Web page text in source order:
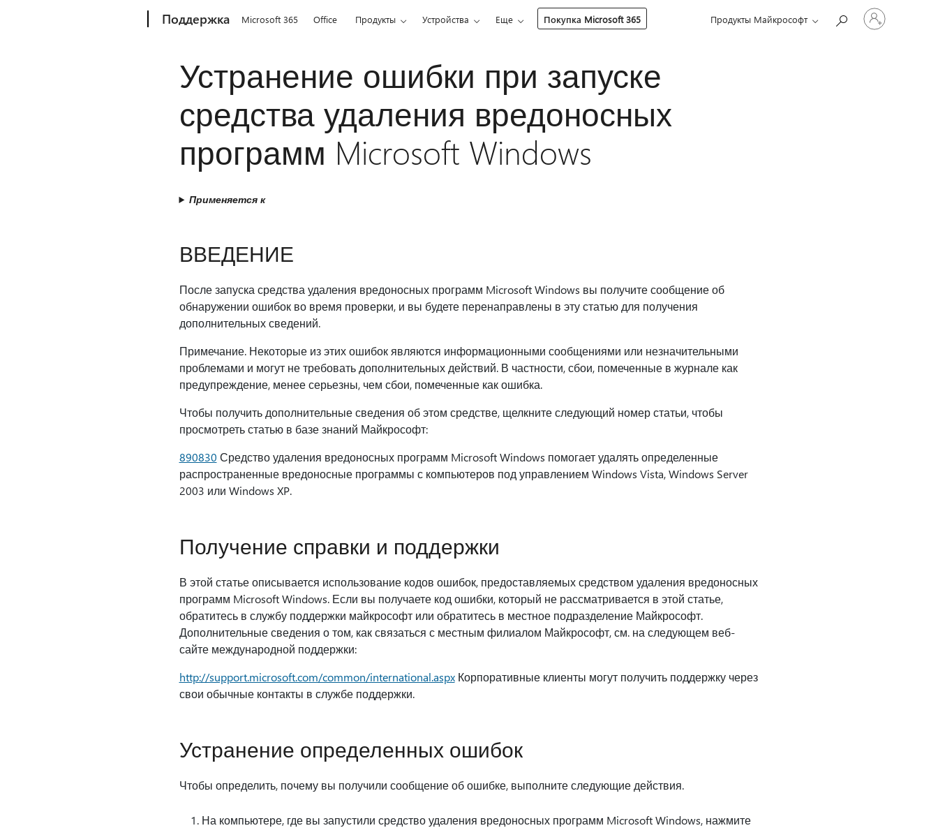
Поддержка Microsoft 365 Office Продукты Устройства Еще Покупка Microsoft 365 Продукты Майкрософт
Войдите
учетную
Устранение ошибки при запуске
средства удаления вредоносных
программ Microsoft Windows
Применяется к
ВВЕДЕНИЕ
После запуска средства удаления вредоносных программ Microsoft Windows вы получите сообщение об
обнаружении ошибок во время проверки, и вы будете перенаправлены в эту статью для получения
дополнительных сведений.
Примечание. Некоторые из этих ошибок являются информационными сообщениями или незначительными
проблемами и могут не требовать дополнительных действий. В частности, сбои, помеченные в журнале как
предупреждение, менее серьезны, чем сбои, помеченные как ошибка.
Чтобы получить дополнительные сведения об этом средстве, щелкните следующий номер статьи, чтобы
просмотреть статью в базе знаний Майкрософт:
890830 Средство удаления вредоносных программ Microsoft Windows помогает удалять определенные
распространенные вредоносные программы с компьютеров под управлением Windows Vista, Windows Server
2003 или Windows XP.
Получение справки и поддержки
В этой статье описывается использование кодов ошибок, предоставляемых средством удаления вредоносных
программ Microsoft Windows. Если вы получаете код ошибки, который не рассматривается в этой статье,
обратитесь в службу поддержки майкрософт или обратитесь в местное подразделение Майкрософт.
Дополнительные сведения о том, как связаться с местным филиалом Майкрософт, см. на следующем веб-
сайте международной поддержки:
http://support.microsoft.com/common/international.aspxКорпоративные клиенты могут получить поддержку через
свои обычные контакты в службе поддержки.
Устранение определенных ошибок
Чтобы определить, почему вы получили сообщение об ошибке, выполните следующие действия.
На компьютере, где вы запустили средство удаления вредоносных программ Microsoft Windows, нажмите